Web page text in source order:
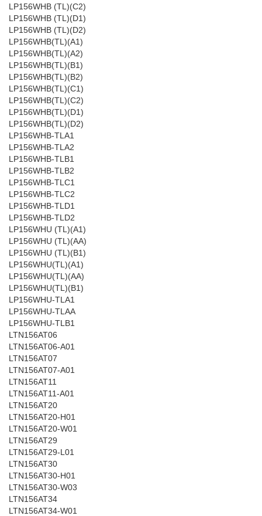
LP156WHB (TL)(C2)
LP156WHB (TL)(D1)
LP156WHB (TL)(D2)
LP156WHB(TL)(A1)
LP156WHB(TL)(A2)
LP156WHB(TL)(B1)
LP156WHB(TL)(B2)
LP156WHB(TL)(C1)
LP156WHB(TL)(C2)
LP156WHB(TL)(D1)
LP156WHB(TL)(D2)
LP156WHB-TLA1
LP156WHB-TLA2
LP156WHB-TLB1
LP156WHB-TLB2
LP156WHB-TLC1
LP156WHB-TLC2
LP156WHB-TLD1
LP156WHB-TLD2
LP156WHU (TL)(A1)
LP156WHU (TL)(AA)
LP156WHU (TL)(B1)
LP156WHU(TL)(A1)
LP156WHU(TL)(AA)
LP156WHU(TL)(B1)
LP156WHU-TLA1
LP156WHU-TLAA
LP156WHU-TLB1
LTN156AT06
LTN156AT06-A01
LTN156AT07
LTN156AT07-A01
LTN156AT11
LTN156AT11-A01
LTN156AT20
LTN156AT20-H01
LTN156AT20-W01
LTN156AT29
LTN156AT29-L01
LTN156AT30
LTN156AT30-H01
LTN156AT30-W03
LTN156AT34
LTN156AT34-W01